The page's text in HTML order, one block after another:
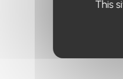
This